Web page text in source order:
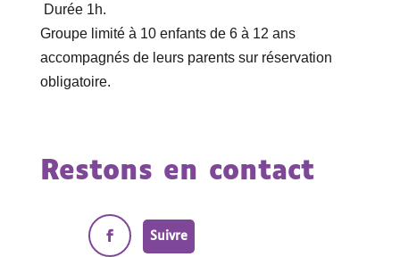
Durée 1h.
Groupe limité à 10 enfants de 6 à 12 ans
accompagnés de leurs parents sur réservation
obligatoire.
Restons en contact
Suivre